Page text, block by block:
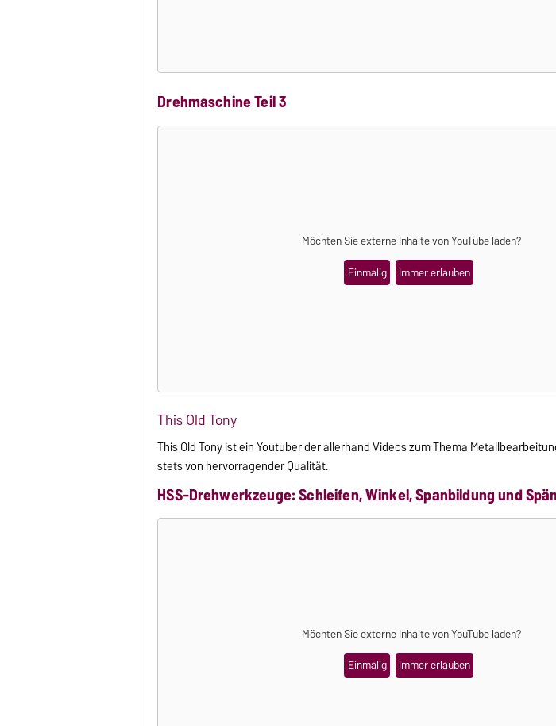
Drehmaschine Teil 3
Möchten Sie externe Inhalte vonYouTubeladen?
Einmalig
Immer erlauben
This Old Tony
This Old Tony ist ein Youtuber der allerhand Videos zum Thema
stets von hervorragender Qualität.
HSS-Drehwerkzeuge: Schleifen, Winkel, Spanbildung und
Möchten Sie externe Inhalte vonYouTubeladen?
Einmalig
Immer erlauben